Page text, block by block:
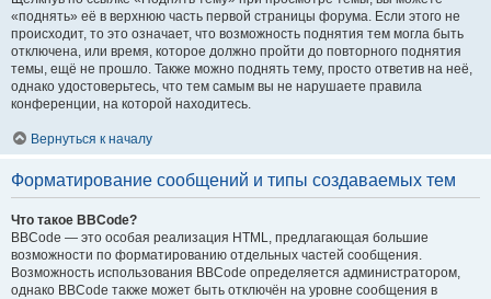
«поднять» её в верхнюю часть первой страницы форума. Если этого не
происходит, то это означает, что возможность поднятия тем могла быть
отключена, или время, которое должно пройти до повторного поднятия
темы, ещё не прошло. Также можно поднять тему, просто ответив на неё,
однако удостоверьтесь, что тем самым вы не нарушаете правила
конференции, на которой находитесь.
Вернуться к началу
Форматирование сообщений и типы создаваемых тем
Что такое BBCode?
BBCode — это особая реализация HTML, предлагающая большие
возможности по форматированию отдельных частей сообщения.
Возможность использования BBCode определяется администратором,
однако BBCode также может быть отключён на уровне сообщения в